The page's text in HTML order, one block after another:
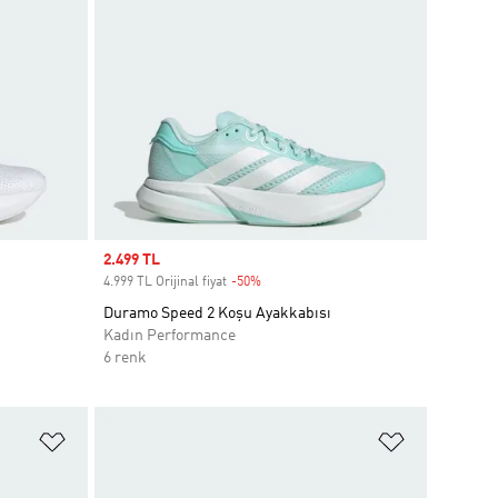
Sale price
2.499 TL
4.999 TL Orijinal fiyat -50%Discount
Duramo Speed 2 Koşu Ayakkabısı
Kadın Performance
6 renk